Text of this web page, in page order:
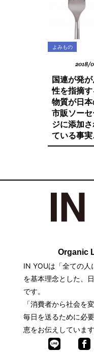
よみもの
2018/
国連が発
性を指摘す
物質が日本
市販ソーセ
ジに添加さ
ている事実
ご存知です
子供に食べ
せたくない
の中身とは
Organic
IN YOUは「全ての人
を基本理念とした、
です。
「消費者から社会を
毎日を送るために必
恵をお伝えしています